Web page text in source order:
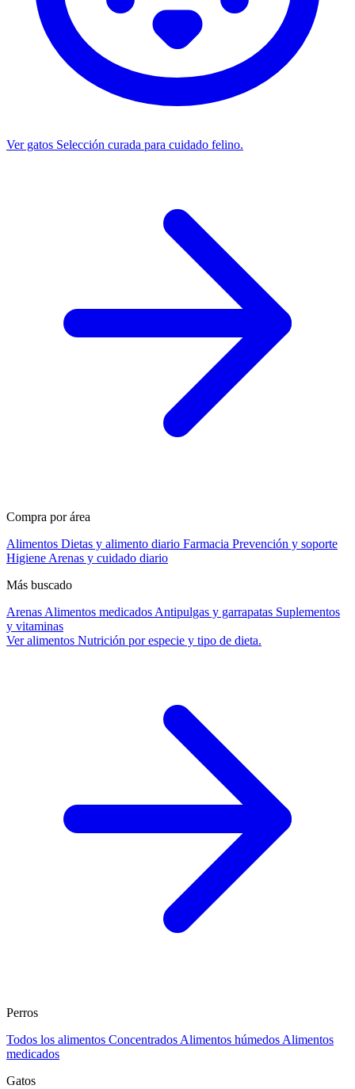
Ver gatos Selección curada para cuidado felino.
Compra por área
Alimentos Dietas y alimento diario Farmacia Prevención y soporte
Higiene Arenas y cuidado diario
Más buscado
Arenas Alimentos medicados Antipulgas y garrapatas Suplementos
y vitaminas
Ver alimentos Nutrición por especie y tipo de dieta.
Perros
Todos los alimentos Concentrados Alimentos húmedos Alimentos
medicados
Gatos